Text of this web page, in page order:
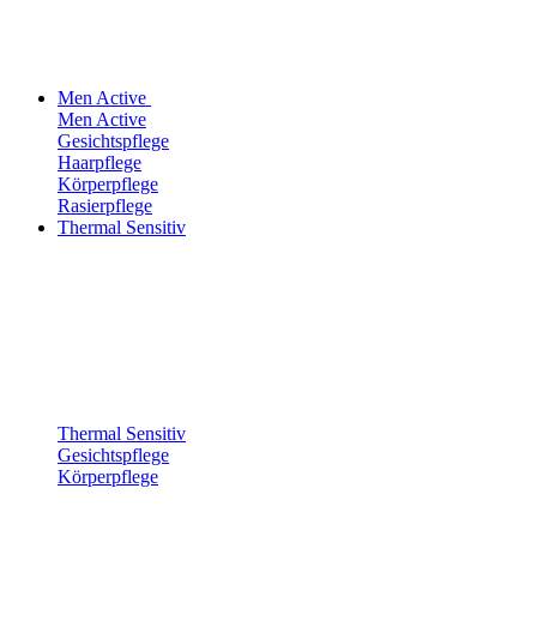
Men Active
Men Active
Gesichtspflege
Haarpflege
Körperpflege
Rasierpflege
Thermal Sensitiv
Thermal Sensitiv
Gesichtspflege
Körperpflege